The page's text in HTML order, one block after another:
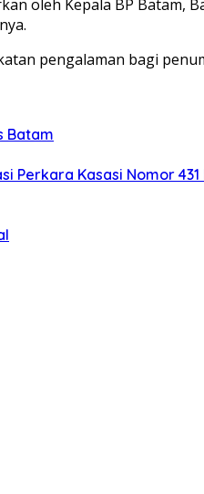
oleh Kepala BP Batam,
pengalaman bagi
Batam
Perkara Kasasi Nomor